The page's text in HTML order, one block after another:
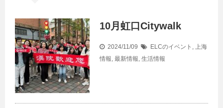
10月虹口Citywalk
2024/11/09 ELCのイベント , 上海
情報, 最新情報, 生活情報